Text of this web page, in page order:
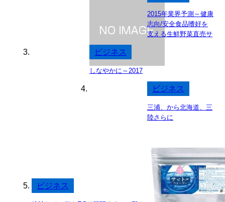
2015年業界予測～健康
志向/安全食品嗜好を
支える生鮮野菜直売サ
ビジネス
しなやかに～2017
ビジネス
三浦、から北海道、三
陸さらに
ビジネス